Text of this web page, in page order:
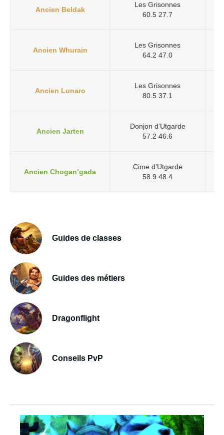
Ancien Beldak
Les Grisonnes
60.5 27.7
Ancien Whurain
Les Grisonnes
64.2 47.0
Ancien Lunaro
Les Grisonnes
80.5 37.1
Ancien Jarten
Donjon d’Utgarde
57.2 46.6
Ancien Chogan’gada
Cime d’Utgarde
58.9 48.4
Guides de classes
Guides des métiers
Dragonflight
Conseils PvP